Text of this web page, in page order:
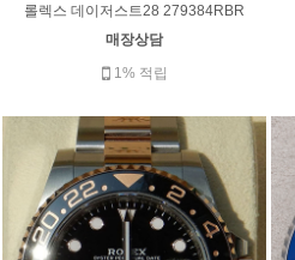
롤렉스 데이저스트28 279384RBR
매장상담
1% 적립